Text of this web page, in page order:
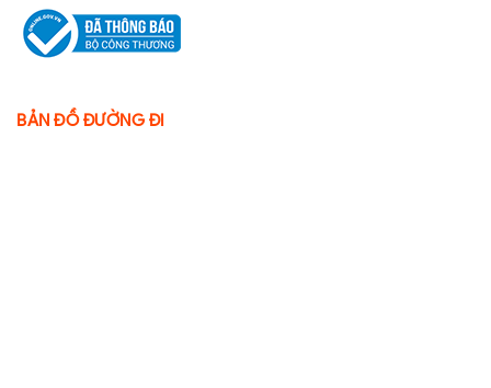
BẢN ĐỒ ĐƯỜNG ĐI